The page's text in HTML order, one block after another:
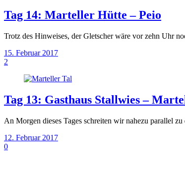
Tag 14: Marteller Hütte – Peio
Trotz des Hinweises, der Gletscher wäre vor zehn Uhr
15. Februar 2017
2
Tag 13: Gasthaus Stallwies –
An Morgen dieses Tages schreiten wir nahezu parallel
12. Februar 2017
0